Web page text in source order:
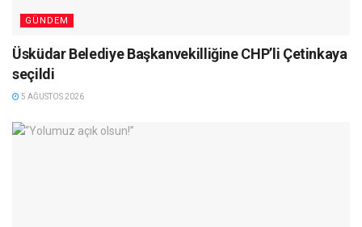
GÜNDEM
Üsküdar Belediye Başkanvekilliğine CHP’li Çetinkaya
seçildi
5 AĞUSTOS 2026